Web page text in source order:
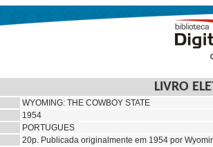
LIVRO
WYOMING: THE COWBOY STATE
1954
PORTUGUES
20p. Publicada originalmente em 1954 por